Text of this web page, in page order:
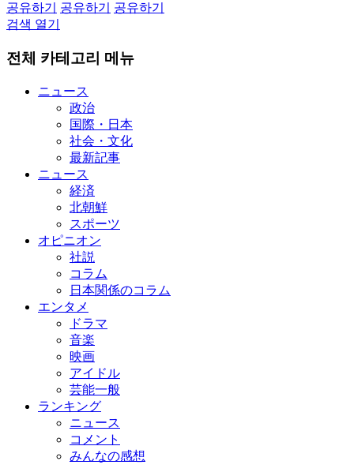
공유하기
공유하기
공유하기
검색 열기
전체 카테고리 메뉴
ニュース
政治
国際・日本
社会・文化
最新記事
ニュース
経済
北朝鮮
スポーツ
オピニオン
社説
コラム
日本関係のコラム
エンタメ
ドラマ
音楽
映画
アイドル
芸能一般
ランキング
ニュース
コメント
みんなの感想